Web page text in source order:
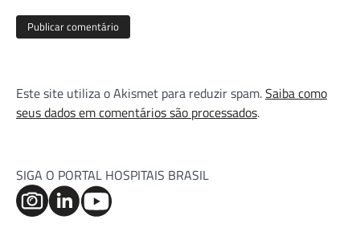
Este site utiliza o Akismet para reduzir spam.Saiba como
seus dados em comentários são processados.
SIGA O PORTAL HOSPITAIS BRASIL